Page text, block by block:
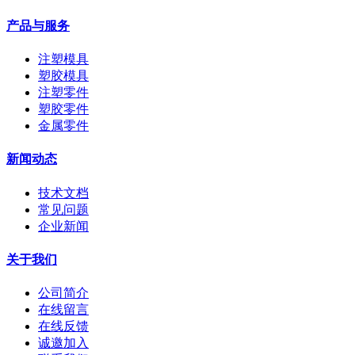
产品与服务
注塑模具
塑胶模具
注塑零件
塑胶零件
金属零件
新闻动态
技术文档
常见问题
企业新闻
关于我们
公司简介
在线留言
在线反馈
诚邀加入